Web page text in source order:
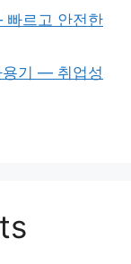
르고 안전한
용기 — 취업성